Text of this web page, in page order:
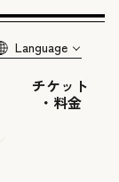
Language
チケット
・料金